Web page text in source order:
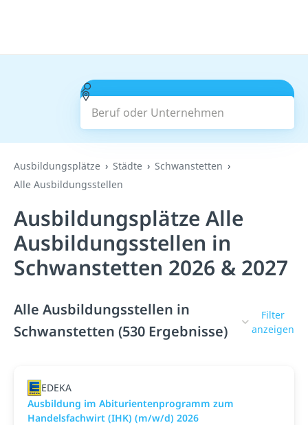
Beruf oder Unternehmen
Suchen
Ausbildungsplätze Städte
Schwanstetten
Alle Ausbildungsstellen
Ausbildungsplätze Alle
Ausbildungsstellen in
Schwanstetten 2026 & 2027
Alle Ausbildungsstellen in
Schwanstetten (530 Ergebnisse)
Filter
anzeigen
EDEKA
Ausbildung im Abiturientenprogramm zum
Handelsfachwirt (IHK) (m/w/d) 2026